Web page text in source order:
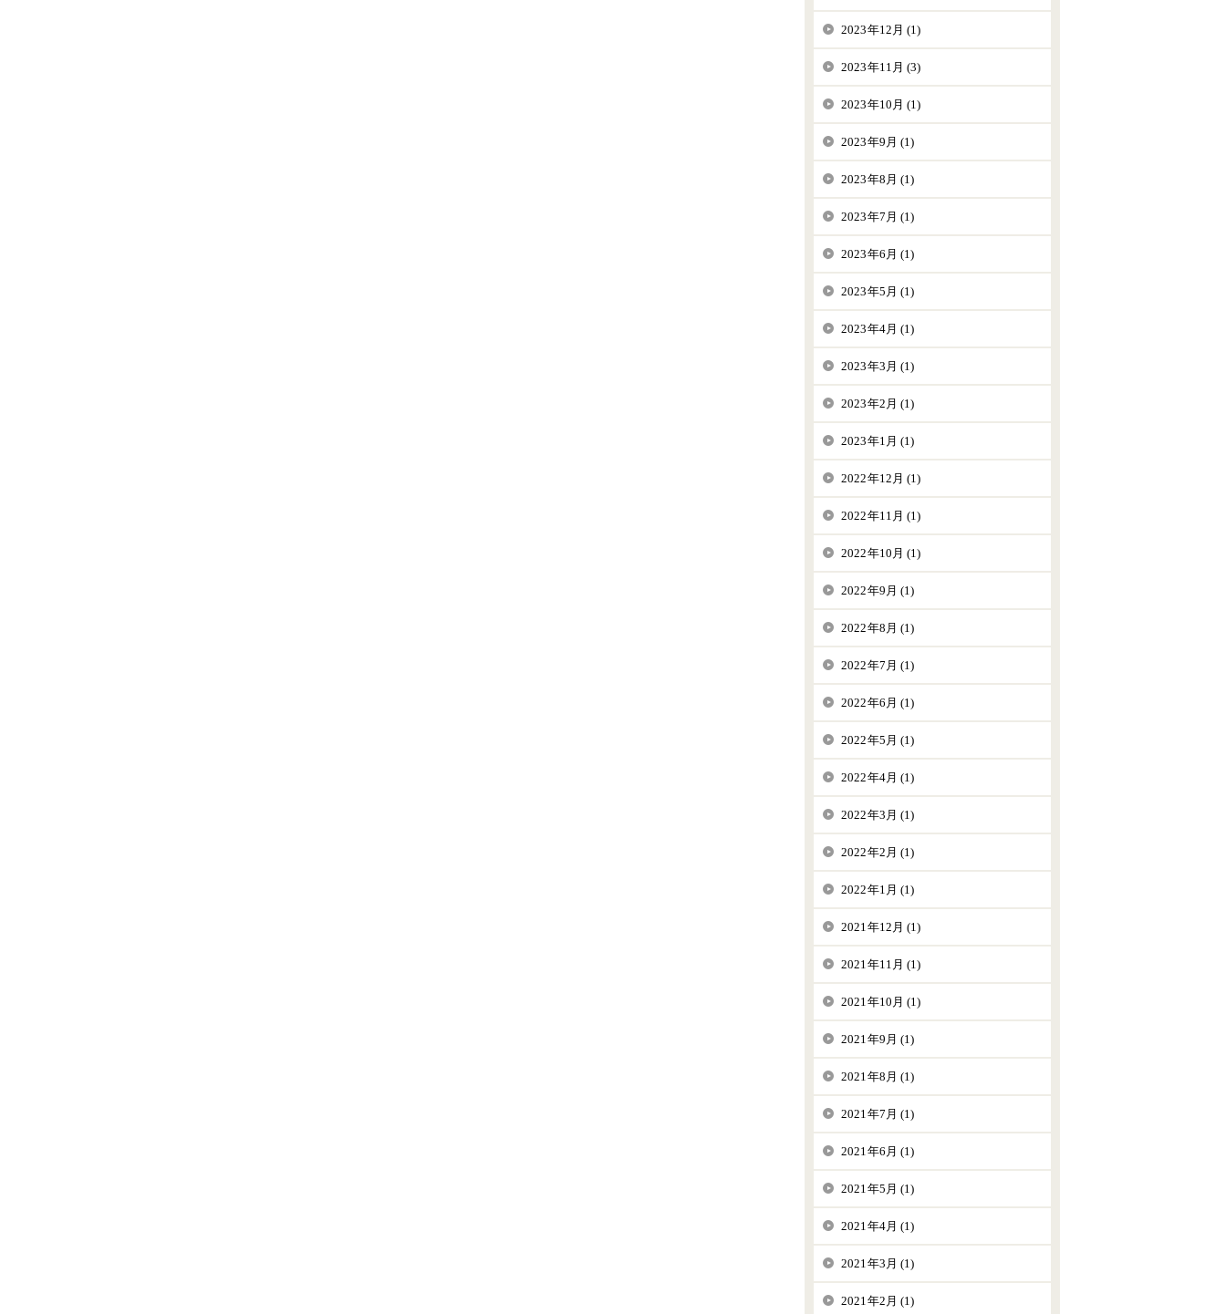
2023年12月 (1)
2023年11月 (3)
2023年10月 (1)
2023年9月 (1)
2023年8月 (1)
2023年7月 (1)
2023年6月 (1)
2023年5月 (1)
2023年4月 (1)
2023年3月 (1)
2023年2月 (1)
2023年1月 (1)
2022年12月 (1)
2022年11月 (1)
2022年10月 (1)
2022年9月 (1)
2022年8月 (1)
2022年7月 (1)
2022年6月 (1)
2022年5月 (1)
2022年4月 (1)
2022年3月 (1)
2022年2月 (1)
2022年1月 (1)
2021年12月 (1)
2021年11月 (1)
2021年10月 (1)
2021年9月 (1)
2021年8月 (1)
2021年7月 (1)
2021年6月 (1)
2021年5月 (1)
2021年4月 (1)
2021年3月 (1)
2021年2月 (1)